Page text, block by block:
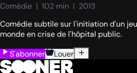
Comédie  |  102 min  |  2013
Comédie subtile sur l'initiation d'un
monde en crise de l'hôpital public.
S'abonner
Louer